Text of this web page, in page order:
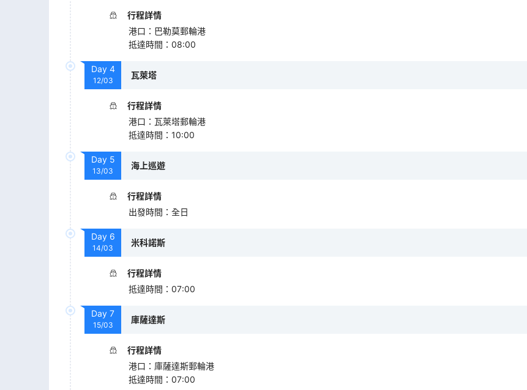
行程詳情
港口 ： 巴勒莫郵輪港
抵達時間 ： 08:00
Day 4
12/03
瓦萊塔
行程詳情
港口 ： 瓦萊塔郵輪港
抵達時間 ： 10:00
Day 5
13/03
海上巡遊
行程詳情
出發時間 ： 全日
Day 6
14/03
米科諾斯
行程詳情
抵達時間 ： 07:00
Day 7
15/03
庫薩達斯
行程詳情
港口 ： 庫薩達斯郵輪港
抵達時間 ： 07:00